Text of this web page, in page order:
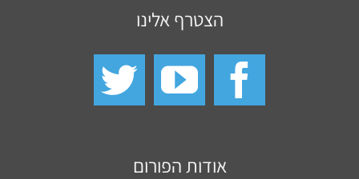
הצטרף אלינו
אודות הפורום